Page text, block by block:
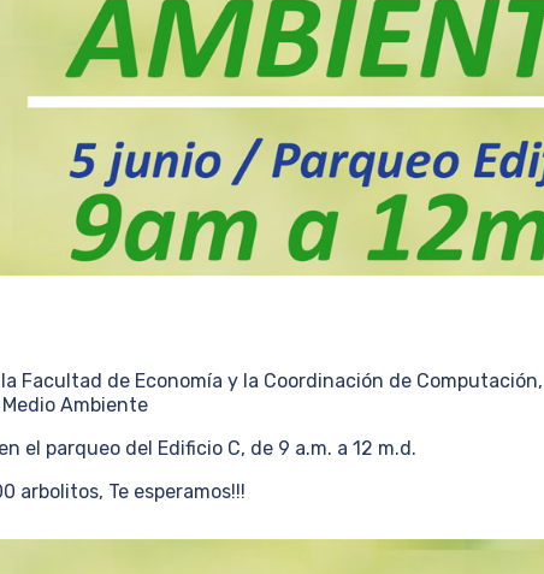
Facultad de Economía y la Coordinación de
Ambiente
el parqueo del Edificio C, de 9 a.m. a 12 m.d.
arbolitos, Te esperamos!!!